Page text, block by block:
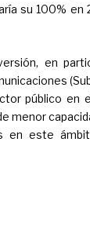
su 100% en
en
público en
menor
en este